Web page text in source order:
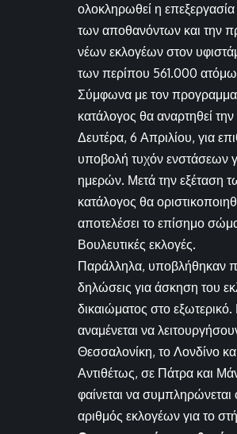
ολοκληρωθεί η επεξεργασία
των αποθανόντων και την
νέων εκλογέων στον
των περίπου 561.000
Σύμφωνα με τον
κατάλογος θα αναρτηθεί
Δευτέρα, 6 Απριλίου, για
υποβολή τυχόν ενστάσεων
ημερών. Μετά την εξέταση
κατάλογος θα
αποτελέσει το επίσημο σώμα
Βουλευτικές εκλογές.
Παράλληλα, υποβλήθηκαν
δηλώσεις για άσκηση του
δικαιώματος στο
αναμένεται να
Θεσσαλονίκη, το Λονδίνο
Αντιθέτως, σε Πάτρα και
φαίνεται να συμπληρώνεται
αριθμός εκλογέων για το